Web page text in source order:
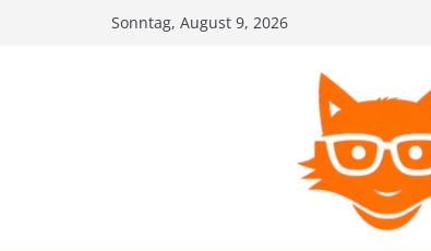
Sonntag, August 9, 2026